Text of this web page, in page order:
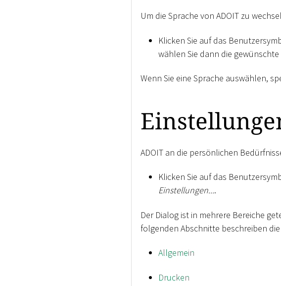
Um die Sprache von ADOIT zu
Klicken Sie auf das
wählen Sie dann die gewünschte
Wenn Sie eine Sprache auswählen,
ADOIT an die persönlichen
Klicken Sie auf das
Einstellungen....
Der Dialog ist in mehrere Bereiche
folgenden Abschnitte beschreiben
Allgemein
Drucken